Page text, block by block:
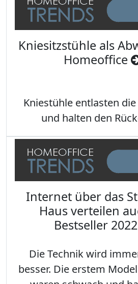
Kniesitzstühle als
Homeoffice
Kniestühle entlasten
und halten den
Internet über das
Haus verteilen
Bestseller 2022
Die Technik wird
besser. Die erstem